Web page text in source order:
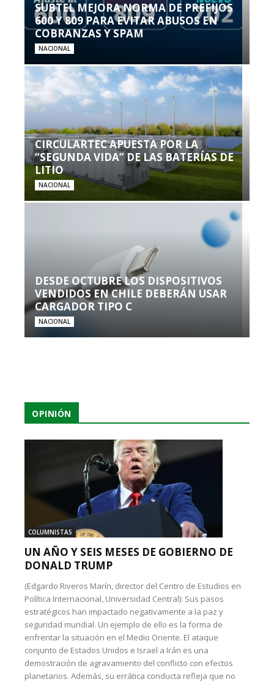
SUBTEL MEJORA NORMA DE PREFIJOS
600 Y 809 PARA EVITAR ABUSOS EN
COBRANZAS Y SPAM
NACIONAL
CIRCULARTEC APUESTA POR LA
“SEGUNDA VIDA” DE LAS BATERÍAS DE
LITIO
NACIONAL
DESDE OCTUBRE LOS DISPOSITIVOS
VENDIDOS EN CHILE DEBERÁN USAR
CARGADOR TIPO C
NACIONAL
OPINIÓN
COLUMNISTAS
UN AÑO Y SEIS MESES DE GOBIERNO DE
DONALD TRUMP
(Edgardo Riveros Marín, director del Centro de Estudios en
Política Internacional, Universidad Central): Sus pasos
estratégicos han impactado negativamente a la paz y
seguridad mundial. Un ejemplo de ello es la forma de
enfrentar la situación en el Medio Oriente. El ataque
conjunto de Estados Unidos e Israel a Irán es una
demostración de agravamiento del conflicto con efectos
planetarios. Además, su errática conducta refleja que no